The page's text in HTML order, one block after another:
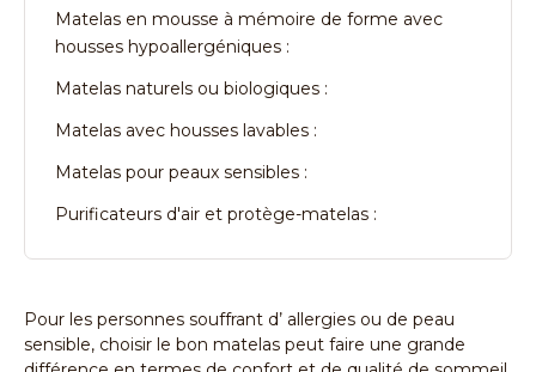
Matelas en mousse à mémoire de forme avec
housses hypoallergéniques :
Matelas naturels ou biologiques :
Matelas avec housses lavables :
Matelas pour peaux sensibles :
Purificateurs d'air et protège-matelas :
Pour les personnes souffrant d’ allergies ou de peau
sensible, choisir le bon matelas peut faire une grande